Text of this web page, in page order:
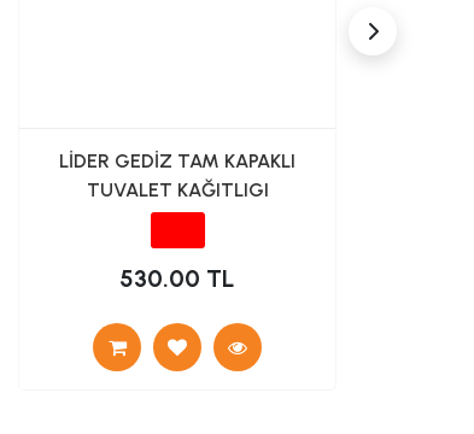
LİDER GEDİZ TAM KAPAKLI
TUVALET KAĞITLIGI
530.00 TL